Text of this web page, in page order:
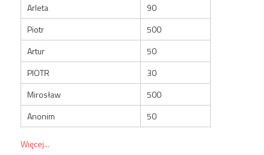
Arleta
90
Piotr
500
Artur
50
PIOTR
30
Mirosław
500
Anonim
50
Więcej...